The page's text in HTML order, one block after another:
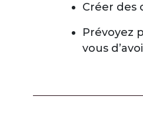
Créer des
Prévoyez
vous